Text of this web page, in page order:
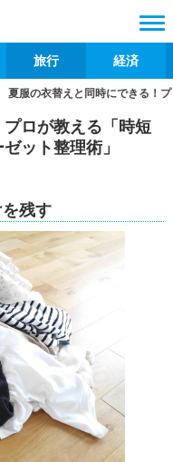
旅行 経済
夏服の衣替えと同時にできる！
ロが教える「時短
ット整理術」
残す